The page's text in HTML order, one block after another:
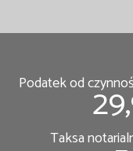
Podatek od
Taksa